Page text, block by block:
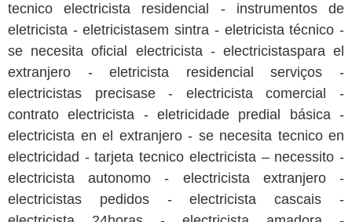
tecnico electricista residencial - instrumentos de
eletricista - eletricistasem sintra - eletricista técnico -
se necesita oficial electricista - electricistaspara el
extranjero - eletricista residencial serviços -
electricistas precisase - electricista comercial -
contrato electricista - eletricidade predial básica -
electricista en el extranjero - se necesita tecnico en
electricidad - tarjeta tecnico electricista – necessito -
electricista autonomo - electricista extranjero -
electricistas pedidos - electricista cascais -